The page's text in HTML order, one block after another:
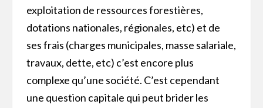
exploitation de ressources forestières,
dotations nationales, régionales, etc) et de
ses frais (charges municipales, masse salariale,
travaux, dette, etc) c’est encore plus
complexe qu’une société. C’est cependant
une question capitale qui peut brider les